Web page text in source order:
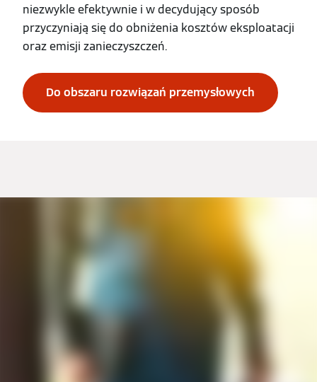
niezwykle efektywnie i w decydujący sposób
przyczyniają się do obniżenia kosztów eksploatacji
oraz emisji zanieczyszczeń.
Do obszaru rozwiązań przemysłowych